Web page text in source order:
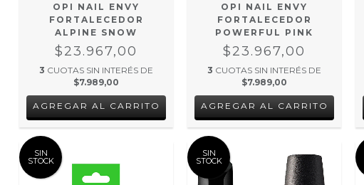
OPI NAIL ENVY
FORTALECEDOR
ALPINE SNOW
$23.967,00
3 CUOTAS SIN INTERÉS DE
$7.989,00
OPI NAIL ENVY
FORTALECEDOR
POWERFUL PINK
$23.967,00
3 CUOTAS SIN INTERÉS DE
$7.989,00
SIN
STOCK
SIN
STOCK